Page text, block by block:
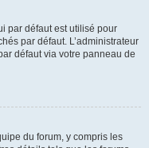
par défaut est utilisé pour
par défaut. L’administrateur
défaut via votre panneau de
du forum, y compris les